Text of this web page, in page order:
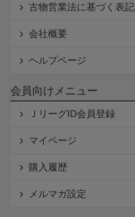
古物営業法に基づく表記
会社概要
ヘルプページ
会員向けメニュー
ＪリーグID会員登録
マイページ
購入履歴
メルマガ設定